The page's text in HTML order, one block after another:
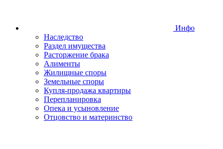
Инфо
Наследство
Раздел имущества
Расторжение брака
Алименты
Жилищные споры
Земельные споры
Купля-продажа квартиры
Перепланировка
Опека и усыновление
Отцовство и материнство